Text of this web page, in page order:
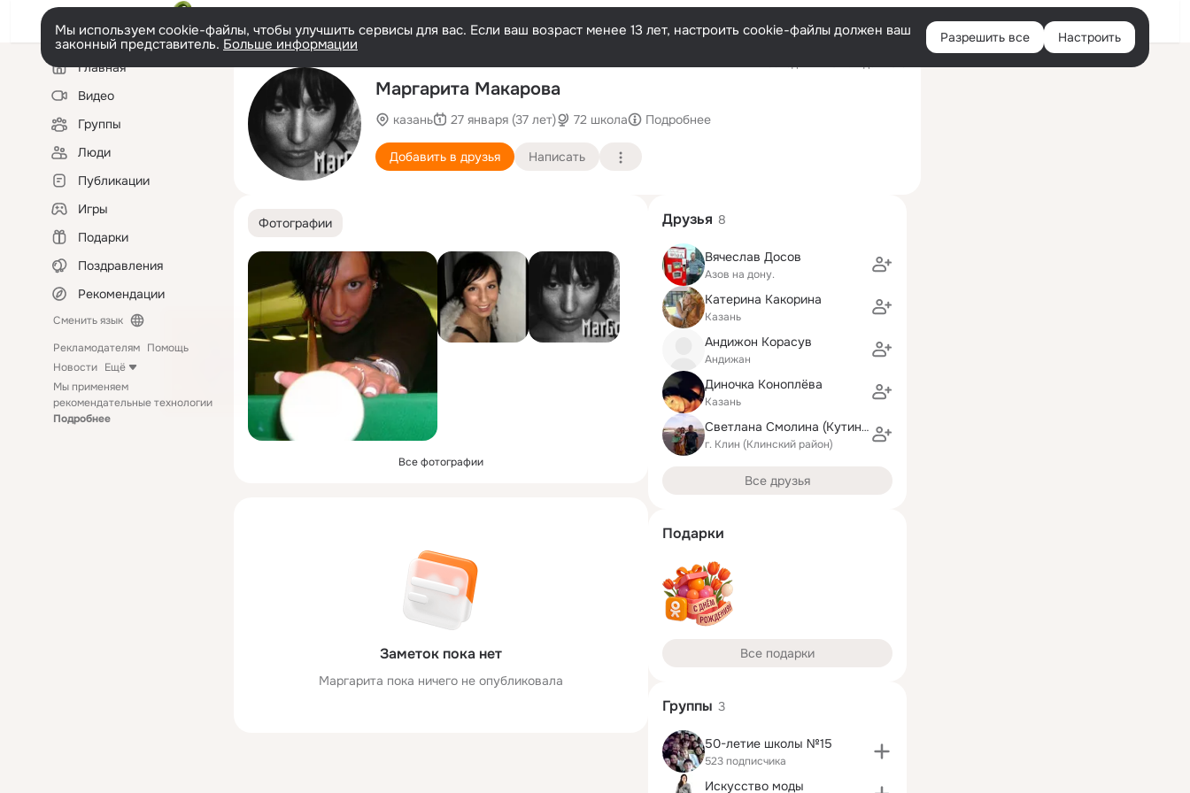
Войти
Мы используем cookie-файлы, чтобы улучшить сервисы для вас. Если ваш возраст менее 13 лет, настроить cookie-файлы должен ваш
законный представитель. Больше информации Разрешить все Настроить
Левая
колонкаГлавная
Видео
Группы
Люди
Публикации
Игры
Подарки
Поздравления
Рекомендации
Сменить язык
Рекламодателям Помощь
Новости Ещё
Мы применяем
рекомендательные технологии
Подробнее
Маргарита Макарова
казань 27 января (37 лет) 72 школа Подробнее
Добавить в друзья Написать
Фотографии
Все фотографии
Заметок пока нет
Маргарита пока ничего не опубликовала
Друзья 8
Вячеслав Досов
Азов на дону.
Катерина Какорина
Казань
Андижон Корасув
Андижан
Диночка Коноплёва
Казань
Светлана Смолина (Кутина)
г. Клин (Клинский район)
Все друзья
Подарки
Все подарки
Группы 3
50-летие школы №15
523 подписчика
Искусство моды